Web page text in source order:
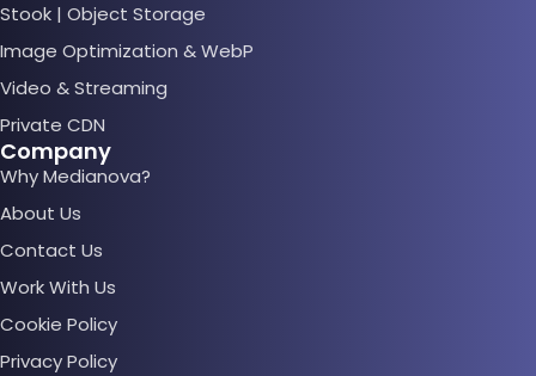
Stook | Object Storage
Image Optimization & WebP
Video & Streaming
Private CDN
Company
Why Medianova?
About Us
Contact Us
Work With Us
Cookie Policy
Privacy Policy